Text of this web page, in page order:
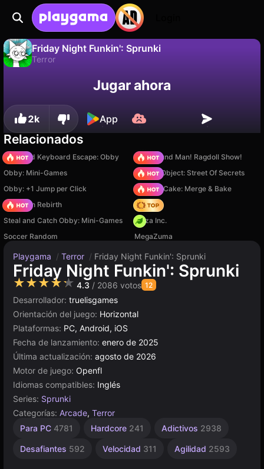
Friday Night Funkin': Sprunki
Terror
¡Guarda el progreso!Jugar ahora
2k App
Relacionados
+1 Speed Keyboard Escape: Obby
Playground Man! Ragdoll Show!
Obby: Mini-Games
Hidden Object: Street Of Secrets
Obby: +1 Jump per Click
Piece of Cake: Merge & Bake
Stickman Rebirth
Hedgies
Steal and Catch Obby: Mini-Games
Pizza Inc.
Soccer Random
MegaZuma
Playgama / Terror / Friday Night Funkin': Sprunki
Friday Night Funkin': Sprunki
★★★★★ 4.3 / 2086 votos 12
Desarrollador: truelisgames
Orientación del juego: Horizontal
Plataformas: PC, Android, iOS
Fecha de lanzamiento: enero de 2025
Última actualización: agosto de 2026
Motor de juego: Openfl
Idiomas compatibles: Inglés
Series: Sprunki
Categorías: Arcade, Terror
Para PC 4781 Hardcore 241 Adictivos 2938
Desafiantes 592 Velocidad 311 Agilidad 2593
Escritorio
Alta
3569
Rusos
Browser
Ritmo